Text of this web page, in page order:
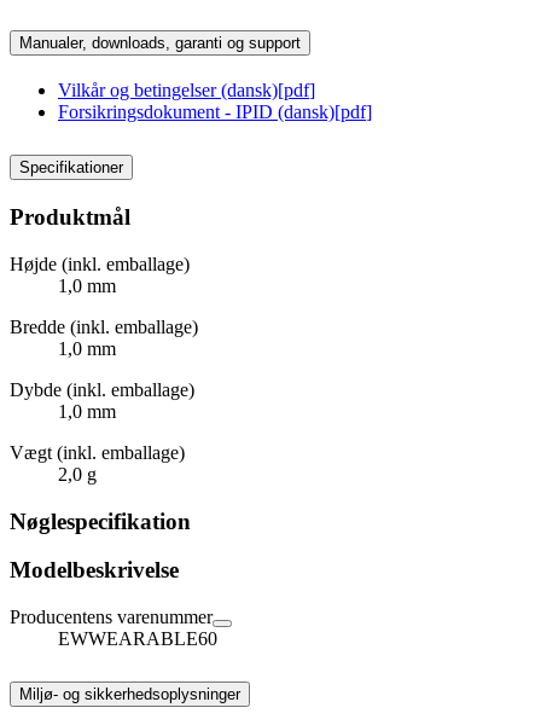
Manualer, downloads, garanti og support
Vilkår og betingelser (dansk)[pdf]
Forsikringsdokument - IPID (dansk)[pdf]
Specifikationer
Produktmål
Højde (inkl. emballage)
1,0 mm
Bredde (inkl. emballage)
1,0 mm
Dybde (inkl. emballage)
1,0 mm
Vægt (inkl. emballage)
2,0 g
Nøglespecifikation
Modelbeskrivelse
Producentens varenummer
EWWEARABLE60
Miljø- og sikkerhedsoplysninger